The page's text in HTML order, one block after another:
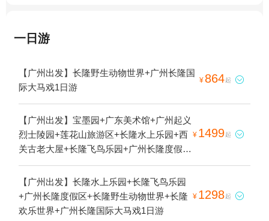
一日游
【广州出发】长隆野生动物世界+广州长隆国
际大马戏1日游
¥ 864起 
【广州出发】宝墨园+广东美术馆+广州起义
烈士陵园+莲花山旅游区+长隆水上乐园+西
关古老大屋+长隆飞鸟乐园+广州长隆度假区
+长隆野生动物世界+白云山+广州塔+珠江夜
游天字码头+广州长隆国际大马戏+海傍水乡
+从化温泉毅华假日酒店+珠江夜游+九龙湖
公主小镇+广州大剧院+广州白云山蹦极+广
¥ 1499起 
【广州出发】长隆水上乐园+长隆飞鸟乐园
+广州长隆度假区+长隆野生动物世界+长隆
欢乐世界+广州长隆国际大马戏1日游
¥ 1298起 